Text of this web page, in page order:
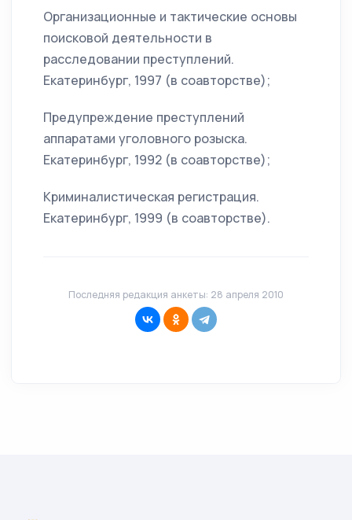
Организационные и тактические основы
поисковой деятельности в
расследовании преступлений.
Екатеринбург, 1997 (в соавторстве);
Предупреждение преступлений
аппаратами уголовного розыска.
Екатеринбург, 1992 (в соавторстве);
Криминалистическая регистрация.
Екатеринбург, 1999 (в соавторстве).
Последняя редакция анкеты: 28 апреля 2010